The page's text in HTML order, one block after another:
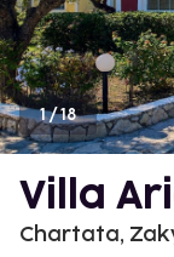
1/18
Villa
Chartata,